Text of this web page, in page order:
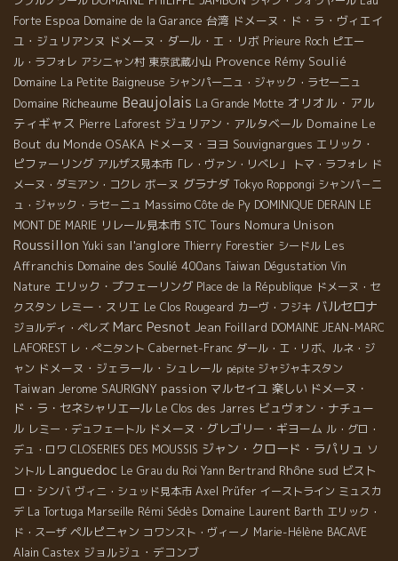
Forte Espoa Domaine de la Garance 台湾 ドメーヌ・ド・ラ・ヴィエイ
ユ・ジュリアンヌ ドメーヌ・ダール・エ・リボ Prieure Roch ピエー
ル・ラフォレ アシニャン村 東京武蔵小山 Provence Rémy Soulié
Domaine La Petite Baigneuse シャンパーニュ・ジャック・ラセーニュ
Domaine Richeaume Beaujolais La Grande Motte オリオル・アル
ティギャス Pierre Laforest ジュリアン・アルタベール Domaine Le
Bout du Monde OSAKA ドメーヌ・ヨヨ Souvignargues エリック・
ピファーリング アルザス見本市「レ・ヴァン・リベレ」 トマ・ラフォレ ド
メーヌ・ダミアン・コクレ ボーヌ グラナダ Tokyo Roppongi シャンパ－ニ
ュ・ジャック・ラセ－ニュ Massimo Côte de Py DOMINIQUE DERAIN LE
MONT DE MARIE リレール見本市 STC Tours Nomura Unison
Roussillon Yuki san l'anglore Thierry Forestier シードル Les
Affranchis Domaine des Soulié 400ans Taiwan Dégustation Vin
Nature エリック・プフェーリング Place de la République ドメーヌ・セ
クスタン レミー・スリエ Le Clos Rougeard カーヴ・フジキ バルセロナ
ジョルディ・ペレズ Marc Pesnot Jean Foillard DOMAINE JEAN-MARC
LAFOREST レ・ぺニタント Cabernet-Franc ダール・エ・リボ、ルネ・ジ
ャン ドメーヌ・ジェラール・シュレール pépite ジャジャキスタン
Taiwan Jerome SAURIGNY passion マルセイユ 楽しい ドメーヌ・
ド・ラ・セネシャリエール Le Clos des Jarres ビュヴォン・ナチュー
ル レミー・デュフェートル ドメーヌ・グレゴリー・ギヨーム ル・グロ・
デュ・ロワ CLOSERIES DES MOUSSIS ジャン・クロード・ラパリュ ソ
ントル Languedoc Le Grau du Roi Yann Bertrand Rhône sud ビスト
ロ・シンバ ヴィニ・シュッド見本市 Axel Prüfer イーストライン ミュスカ
デ La Tortuga Marseille Rémi Sédès Domaine Laurent Barth エリック・
ド・スーザ ペルピニャン コワンスト・ヴィーノ Marie-Hélène BACAVE
Alain Castex ジョルジュ・デコンブ